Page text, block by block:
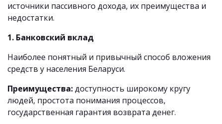
источники пассивного дохода, их преимущества и
недостатки.
1. Банковский вклад
Наиболее понятный и привычный способ вложения
средств у населения Беларуси.
Преимущества:доступность широкому кругу
людей, простота понимания процессов,
государственная гарантия возврата денег.